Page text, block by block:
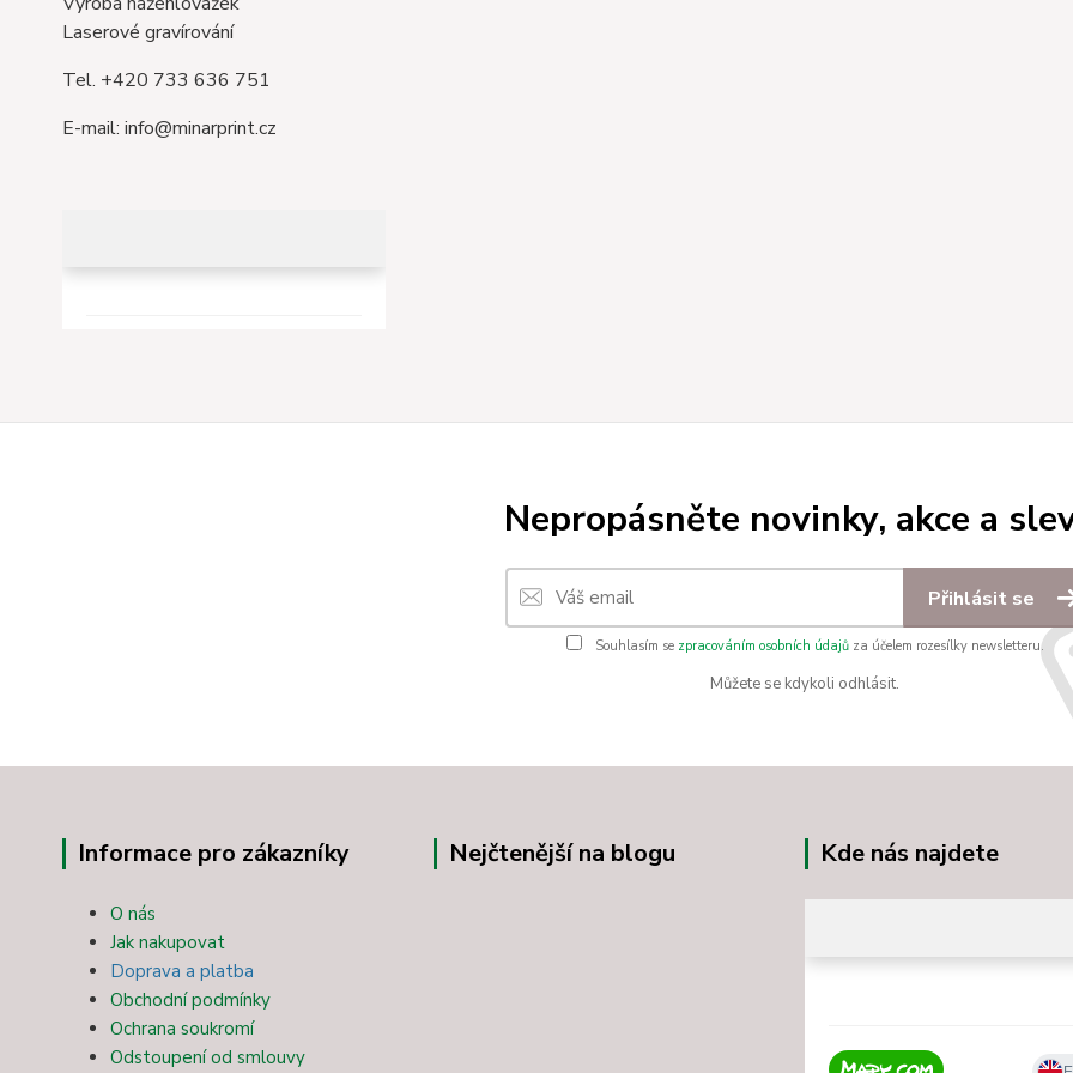
Laserové gravírování
Tel. +420 733 636 751
E-mail: info@minarprint.cz
Nepropásněte novinky, akce a
Přihlásit se
Souhlasím se zpracováním osobních údajůza účelem rozesílky newsletteru.
Můžete se kdykoli odhlásit.
Informace pro zákazníky
O nás
Jak nakupovat
Doprava a platba
Obchodní podmínky
Ochrana soukromí
Odstoupení od smlouvy
Nejčtenější na blogu Kde nás najdete